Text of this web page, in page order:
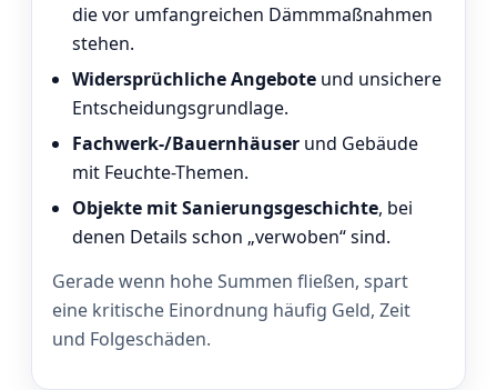
die vor umfangreichen Dämmmaßnahmen
stehen.
Widersprüchliche Angebote und unsichere
Entscheidungsgrundlage.
Fachwerk-/Bauernhäuser und Gebäude
mit Feuchte-Themen.
Objekte mit Sanierungsgeschichte, bei
denen Details schon „verwoben“ sind.
Gerade wenn hohe Summen fließen, spart
eine kritische Einordnung häufig Geld, Zeit
und Folgeschäden.